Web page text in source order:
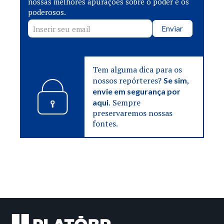
poderosos.
Enviar
Tem alguma dica para os
nossos repórteres?Se sim,
envie em segurança por
aqui. Sempre
preservaremos nossas
fontes.